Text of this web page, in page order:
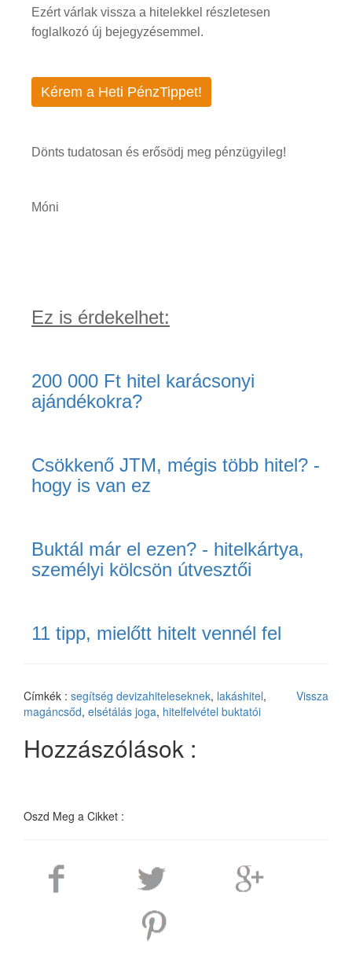
Ezért várlak vissza a hitelekkel részletesen
foglalkozó új bejegyzésemmel.
Kérem a Heti PénzTippet!
Dönts tudatosan és erősödj meg pénzügyileg!
Móni
Ez is érdekelhet:
200 000 Ft hitel karácsonyi
ajándékokra?
Csökkenő JTM, mégis több hitel? -
hogy is van ez
Buktál már el ezen? - hitelkártya,
személyi kölcsön útvesztői
11 tipp, mielőtt hitelt vennél fel
Vissza
Címkék : segítség devizahiteleseknek, lakáshitel,
magáncsőd, elsétálás joga, hitelfelvétel buktatói
Hozzászólások :
Oszd Meg a Cikket :